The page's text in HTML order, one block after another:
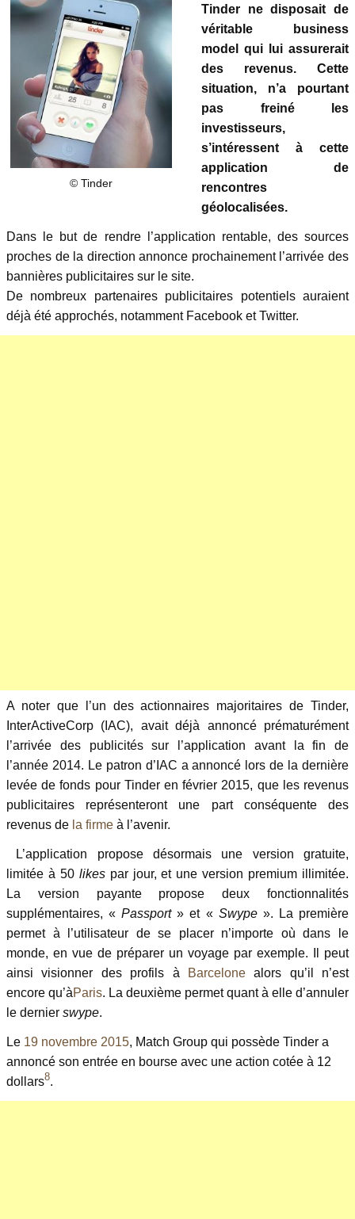
© Tinder
Tinder ne disposait de
véritable business
model qui lui assurerait
des revenus. Cette
situation, n’a pourtant
pas freiné les
investisseurs,
s’intéressent à cette
application de
rencontres
géolocalisées.
Dans le but de rendre l’application rentable, des sources
proches de la direction annonce prochainement l’arrivée des
bannières publicitaires sur le site.
De nombreux partenaires publicitaires potentiels auraient
déjà été approchés, notamment Facebook et Twitter.
A noter que l’un des actionnaires majoritaires de Tinder,
InterActiveCorp (IAC), avait déjà annoncé prématurément
l’arrivée des publicités sur l’application avant la fin de
l’année 2014. Le patron d’IAC a annoncé lors de la dernière
levée de fonds pour Tinder en février 2015, que les revenus
publicitaires représenteront une part conséquente des
revenus de la firme à l’avenir.
L’application propose désormais une version gratuite,
limitée à 50 likespar jour, et une version premium illimitée.
La version payante propose deux fonctionnalités
supplémentaires, «Passport» et « Swype». La première
permet à l’utilisateur de se placer n’importe où dans le
monde, en vue de préparer un voyage par exemple. Il peut
ainsi visionner des profils à
Barcelonealors qu’il n’est
encore qu’àParis. La deuxième permet quant à elle d’annuler
le dernier swype.
Le 19 novembre 2015, Match Group qui possède Tinder a
annoncé son entrée en bourse avec une action cotée à 12
dollars8.